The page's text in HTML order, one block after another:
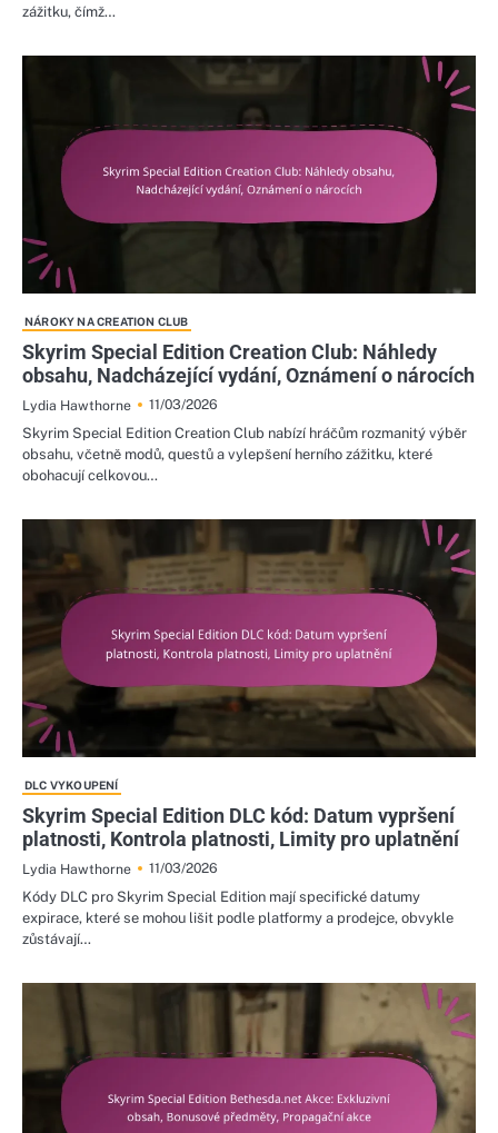
zážitku, čímž…
NÁROKY NA CREATION CLUB
Skyrim Special Edition Creation Club: Náhledy
obsahu, Nadcházející vydání, Oznámení o nárocích
Lydia Hawthorne
11/03/2026
Skyrim Special Edition Creation Club nabízí hráčům rozmanitý výběr
obsahu, včetně modů, questů a vylepšení herního zážitku, které
obohacují celkovou…
DLC VYKOUPENÍ
Skyrim Special Edition DLC kód: Datum vypršení
platnosti, Kontrola platnosti, Limity pro uplatnění
Lydia Hawthorne
11/03/2026
Kódy DLC pro Skyrim Special Edition mají specifické datumy
expirace, které se mohou lišit podle platformy a prodejce, obvykle
zůstávají…